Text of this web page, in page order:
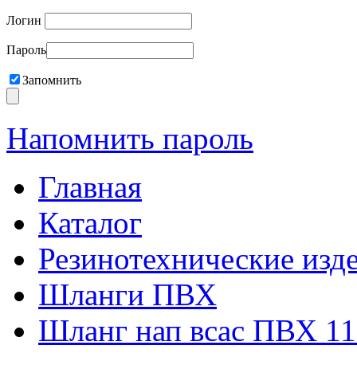
Логин
Пароль
Запомнить
Напомнить пароль
Главная
Каталог
Резинотехнические
Шланги ПВХ
Шланг нап всас ПВХ